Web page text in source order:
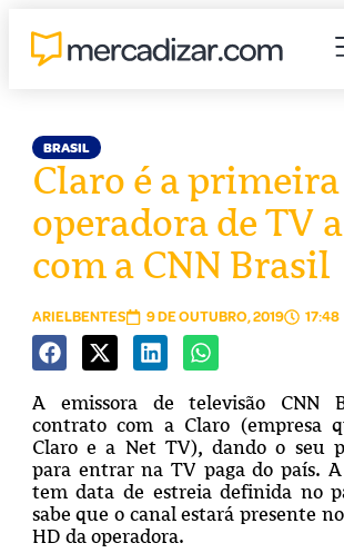
BRASIL
Claro é a primeira
operadora de TV
com a CNN Brasil
ARIELBENTES 9 DE OUTUBRO, 2019 17:48
A emissora de televisão CNN
contrato com a Claro (empresa
Claro e a Net TV), dando o seu
para entrar na TV paga do país.
tem data de estreia definida no
sabe que o canal estará presente
HD da operadora.